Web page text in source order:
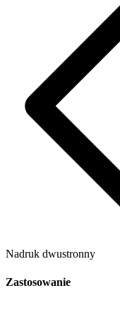
Nadruk dwustronny
Zastosowanie